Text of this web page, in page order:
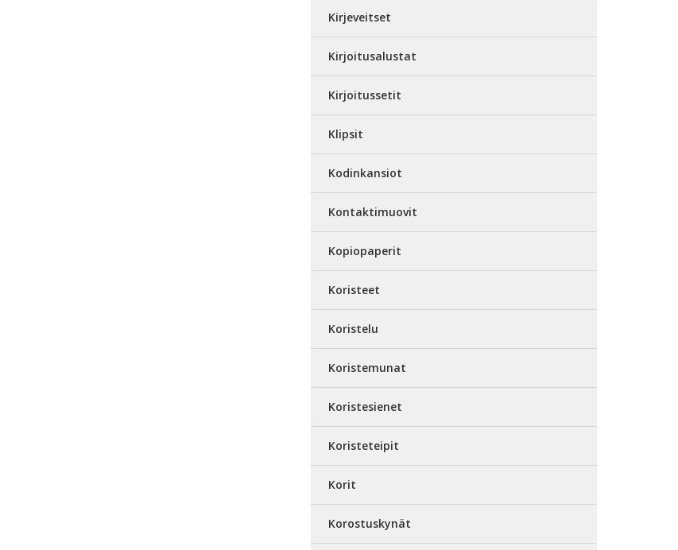
Kirjeveitset
Kirjoitusalustat
Kirjoitussetit
Klipsit
Kodinkansiot
Kontaktimuovit
Kopiopaperit
Koristeet
Koristelu
Koristemunat
Koristesienet
Koristeteipit
Korit
Korostuskynät